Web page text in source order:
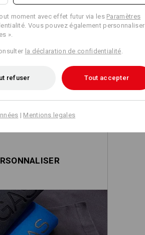
Couche de chaleur
même
moment avec effet futur via les Paramètres
Vous pouvez également personnaliser
».
la déclaration de confidentialité
refuser Tout accepter
| Mentions legales